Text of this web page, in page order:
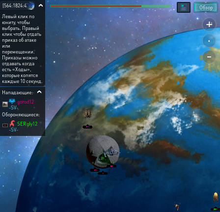
+
.
-
Обзор
[564:1824:4]
Левый клик по
юниту, чтобы
выбрать. Правый
клик чтобы отдать
приказ об атаке
или
перемещении.
Приказы можно
отдавать когда
есть «Ходы»,
которые копятся
каждые 10 секунд.
Нападающие:
gorod12
-SV-
Обороняющиеся:
SERgIy12
-SV-